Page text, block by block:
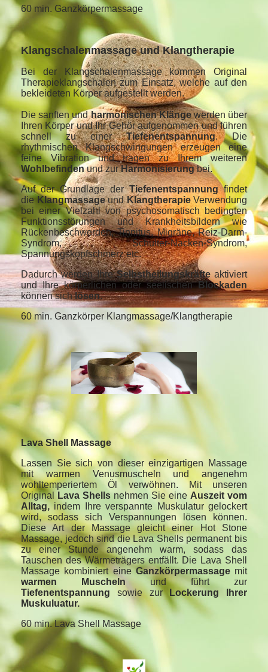
60 min. Ganzkörpermassage
Klangschalenmassage und Klangtherapie
Bei der Klangschalenmassage kommen Original
Therapieklangschalen zum Einsatz, welche auf den
bekleideten Körper aufgestellt werden.
Die sanften undharmonischen Klängewerden über
Ihren Körper und Ihr Gehör aufgenommen und führen
schnell zu einerTiefenentspannung. Die
rhythmischen Klangschwingungen erzeugen eine
feine Vibration und tragen zu Ihrem weiteren
Wohlbefindenund zurHarmonisierungbei.
Auf der Grundlage derTiefenentspannungfindet
die KlangmassageundKlangtherapie Verwendung
bei einer Vielzahl von psychosomatisch bedingten
Funktionsstörungen und Krankheitsbildern wie
Rückenbeschwerden, Tinnitus, Migräne, Reiz-Darm-
Syndrom, Schulter-Nacken-Syndrom,
Spannungskopfschmerz etc.
Dadurch werden IhreSelbstheilungskräfteaktiviert
und Ihre körperlichen oder seelischenBlockaden
können sichlösen.
60 min. Ganzkörper Klangmassage/Klangtherapie
Lava Shell Massage
Lassen Sie sich von dieser einzigartigen Massage
mit warmen Venusmuscheln und angenehm
wohltemperiertem Öl verwöhnen. Mit unseren
Original
Lava Shells nehmen Sie eine Auszeit vom
Alltag, indem Ihre verspannte Muskulatur gelockert
wird, sodass sich Verspannungen lösen können.
Diese Art der Massage gleicht einer Hot Stone
Massage, jedoch sind die Lava Shells permanent bis
zu einer Stunde angenehm warm, sodass das
Tauschen des Wärmeträgers entfällt. Die Lava Shell
Massage kombiniert eineGanzkörpermassagemit
warmen Muscheln und führt zur
Tiefenentspannung sowie zur Lockerung Ihrer
Muskuluatur.
60 min. Lava Shell Massage